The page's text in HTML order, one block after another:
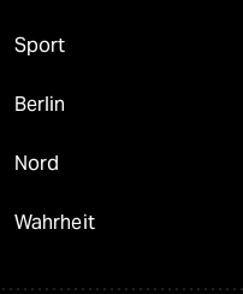
Sport
Berlin
Nord
Wahrheit